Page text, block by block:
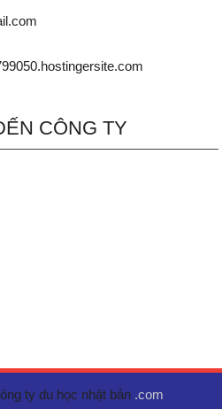
CÔNG TY
ty du học nhật bản .com